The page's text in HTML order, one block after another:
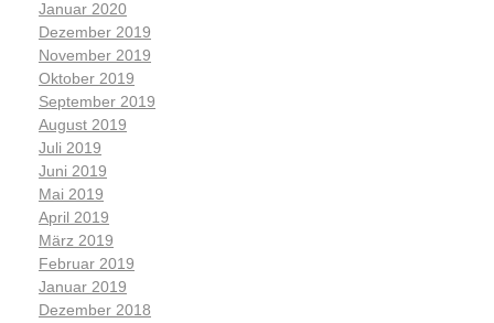
Januar 2020
Dezember 2019
November 2019
Oktober 2019
September 2019
August 2019
Juli 2019
Juni 2019
Mai 2019
April 2019
März 2019
Februar 2019
Januar 2019
Dezember 2018